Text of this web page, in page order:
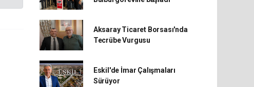
Aksaray Ticaret Borsası'nda
Tecrübe Vurgusu
Eskil'de İmar Çalışmaları
Sürüyor